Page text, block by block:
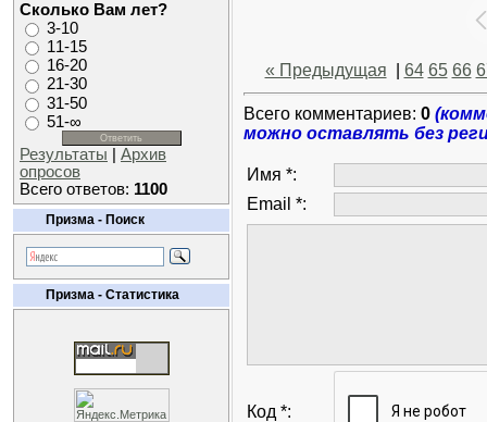
Сколько Вам лет?
3-10
11-15
16-20
21-30
31-50
51-∞
Результаты
Архив
опросов
Всего ответов: 1100
Призма - Поиск
Призма - Статистика
« Предыдущая 64 65 66
Всего комментариев: 0
можно оставлять без
Имя *:
Email *:
Код *: